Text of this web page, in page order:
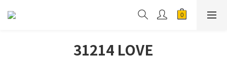
31214 LOVE